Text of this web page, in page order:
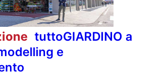
tuttoGIARDINO a
e